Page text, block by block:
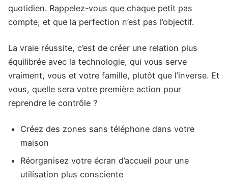
quotidien. Rappelez-vous que chaque petit pas
compte, et que la perfection n’est pas l’objectif.
La vraie réussite, c’est de créer une relation plus
équilibrée avec la technologie, qui vous serve
vraiment, vous et votre famille, plutôt que l’inverse. Et
vous, quelle sera votre première action pour
reprendre le contrôle ?
Créez des zones sans téléphone dans votre
maison
Réorganisez votre écran d’accueil pour une
utilisation plus consciente